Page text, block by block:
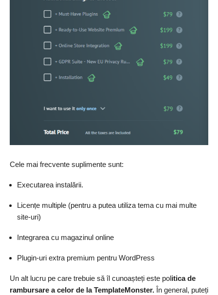
Cele mai frecvente suplimente sunt:
Executarea instalării.
Licențe multiple (pentru a putea utiliza tema cu mai multe
site-uri)
Integrarea cu magazinul online
Plugin-uri extra premium pentru WordPress
Un alt lucru pe care trebuie să îl cunoașteți este politica de
rambursare a celor de la TemplateMonster. În general, puteți